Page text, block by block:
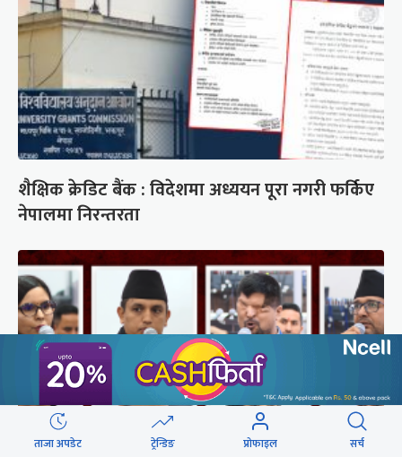
शैक्षिक क्रेडिट बैंक : विदेशमा अध्ययन पूरा नगरी फर्किए
नेपालमा निरन्तरता
ताजा अपडेट ट्रेन्डिङ प्रोफाइल सर्च